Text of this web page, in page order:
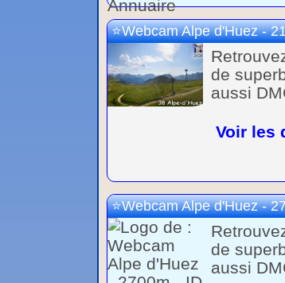
Webcam Alpe d'Huez -
de
aussi
Voir les
Webcam Alpe d'Huez -
de
aussi